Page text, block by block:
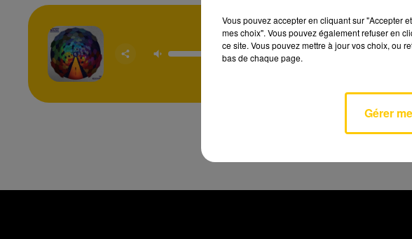
Undisclosed
Desires
Vous pouvez accepter en cliquant sur "Accepter
mes choix". Vous pouvez également refuser en
ce site. Vous pouvez mettre à jour vos choix, ou
bas de chaque page.
Gérer